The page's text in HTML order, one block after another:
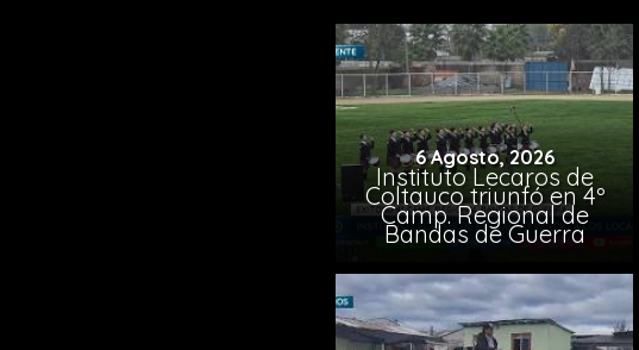
6 Agosto, 2026
Instituto Lecaros de
Coltauco triunfó en 4º
Camp. Regional de
Bandas de Guerra